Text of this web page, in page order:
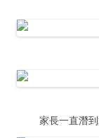
家長一直潛